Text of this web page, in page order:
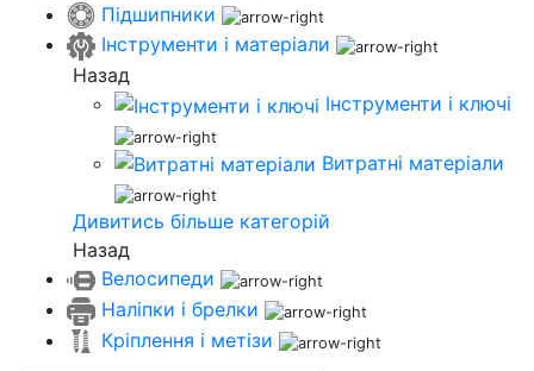
Підшипники
Інструменти і матеріали
Назад
Інструменти і ключі
Витратні матеріали
Дивитись більше категорій
Назад
Велосипеди
Наліпки і брелки
Кріплення і метізи